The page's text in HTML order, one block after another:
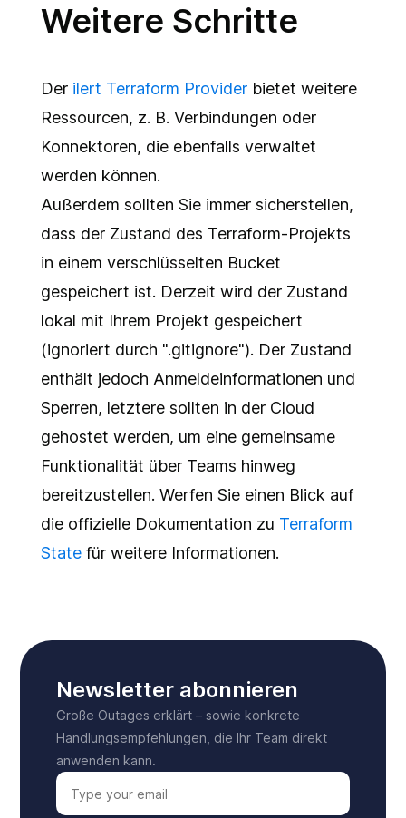
Weitere Schritte
Der ilert Terraform Provider bietet weitere
Ressourcen, z. B. Verbindungen oder
Konnektoren, die ebenfalls verwaltet
werden können.
Außerdem sollten Sie immer sicherstellen,
dass der Zustand des Terraform-Projekts
in einem verschlüsselten Bucket
gespeichert ist. Derzeit wird der Zustand
lokal mit Ihrem Projekt gespeichert
(ignoriert durch ".gitignore"). Der Zustand
enthält jedoch Anmeldeinformationen und
Sperren, letztere sollten in der Cloud
gehostet werden, um eine gemeinsame
Funktionalität über Teams hinweg
bereitzustellen. Werfen Sie einen Blick auf
die offizielle Dokumentation zu Terraform
State für weitere Informationen.
Newsletter abonnieren
Große Outages erklärt – sowie konkrete
Handlungsempfehlungen, die Ihr Team direkt
anwenden kann.